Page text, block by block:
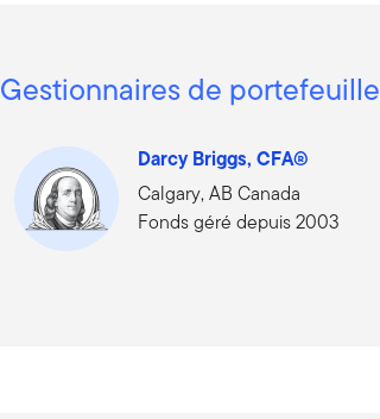
Gestionnaires de portefeuille
Darcy Briggs, CFA®
Calgary, AB Canada
Fonds géré depuis 2003